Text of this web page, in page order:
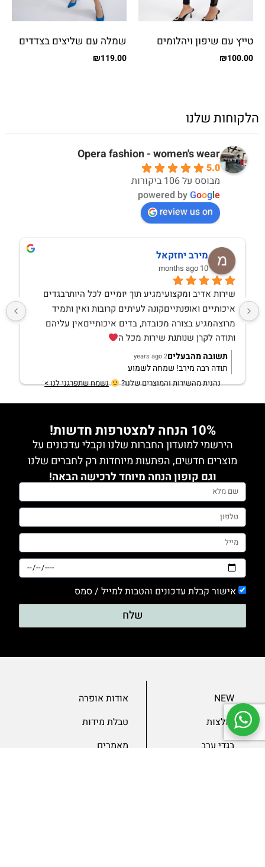
טייץ עם שיפון ויהלומים
₪100.00
שמלה עם שליצים בצדדים
₪119.00
הלקוחות שלנו
Opera fashion - women's wear
5.0
מבוסס על 106 ביקורות
powered byGoogle
review us on
מירב יחזקאל
10 months ago
ותודה לקרן שנותנת שירות מכל ה
תשובה מהבעלים2 years ago
תודה רבה מירב! שמחה לשמוע
נהנית מהשירות והמוצרים שלנו? נשמח שתפרגני לנו >
10% הנחה למצטרפות חדשות!
הירשמי למועדון החברות שלנו וקבלי עדכונים על
מוצרים חדשים, הפתעות מיוחדות רק לחברים שלנו
וגם קופון הנחה מיוחד לרכישה הבאה!
אישור קבלת עדכונים והטבות למייל / סמס
שלח
NEW
חולצות
בגדי ערב
אודות אופרה
טבלת מידות
מאמרים